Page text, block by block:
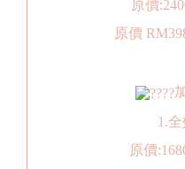
原價
原價
1.
原價